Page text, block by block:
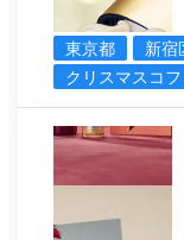
東京都
新宿
クリスマスコフ